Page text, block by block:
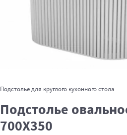
В корзину
Подстолье для круглого кухонного стола
Подстолье
700Х350